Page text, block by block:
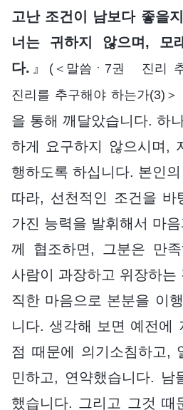
고난 조건이 남보다 좋을
너는 귀하지 않으며, 모
다. 』
(＜말씀ㆍ7권 진리
진리를 추구해야 하는가(3)＞
을 통해 깨달았습니다. 하
하게 요구하지 않으시며,
행하도록 하십니다. 본인
따라, 선천적인 조건을 바
가진 능력을 발휘해서 마
께 협조하면, 그분은 만
사람이 과장하고 위장하는
직한 마음으로 본분을 이
니다. 생각해 보면 예전에
점 때문에 의기소침하고,
민하고, 연약했습니다. 남
했습니다. 그리고 그것 때